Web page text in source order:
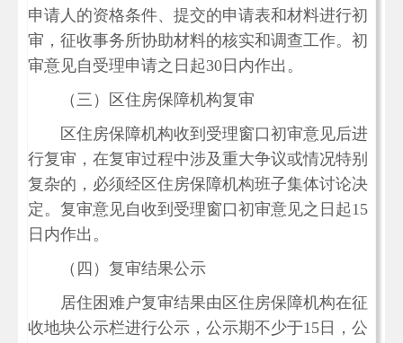
申请人的资格条件、提交的申请表和材料进行初
审，征收事务所协助材料的核实和调查工作。初
审意见自受理申请之日起30日内作出。
（三）区住房保障机构复审
区住房保障机构收到受理窗口初审意见后进
行复审，在复审过程中涉及重大争议或情况特别
复杂的，必须经区住房保障机构班子集体讨论决
定。复审意见自收到受理窗口初审意见之日起15
日内作出。
（四）复审结果公示
居住困难户复审结果由区住房保障机构在征
收地块公示栏进行公示，公示期不少于15日，公